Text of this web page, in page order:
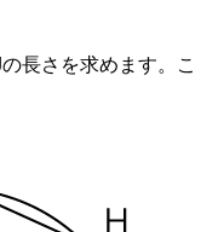
長さを求めます。こ